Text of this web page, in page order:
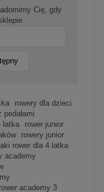
Cię, gdy
rowery dla dzieci
latka
rower junior
rowery junior
rower dla 4 latka
academy
rower academy 3